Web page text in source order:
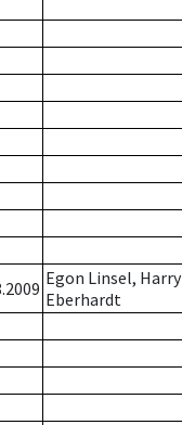
Egon Linsel, Harry
Eberhardt